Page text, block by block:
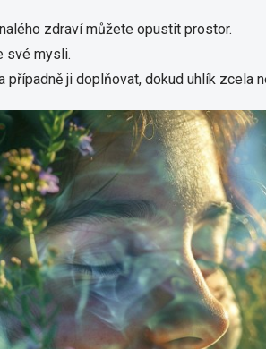
zdraví můžete opustit prostor.
své mysli.
ji doplňovat, dokud uhlík zcela
CHCI SLEVU
Potvrzením své e-mailové adresy přijímáte
podmínky služby newsletter. Od této chvíle
informace zasílané jako součást služby
newsletter, v souladu s přiloženými
podmínkami.
Podrobný popis toho, jak chráníme a
zpracováváme Vaše osobní údaje, jakož i
informace o Vašich právech naleznete v
našich podmínkách ochrany soukromí.
Zásady zpracování osobníchúdajů